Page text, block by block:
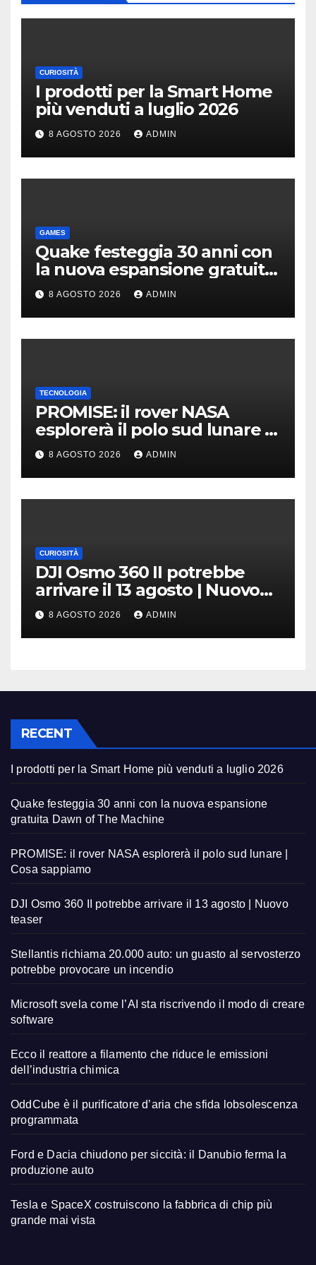
CURIOSITÀ
I prodotti per la Smart Home
più venduti a luglio 2026
8 AGOSTO 2026 ADMIN
GAMES
Quake festeggia 30 anni con
la nuova espansione gratuita
Dawn of The Machine
8 AGOSTO 2026 ADMIN
TECNOLOGIA
PROMISE: il rover NASA
esplorerà il polo sud lunare |
Cosa sappiamo
8 AGOSTO 2026 ADMIN
CURIOSITÀ
DJI Osmo 360 II potrebbe
arrivare il 13 agosto | Nuovo
teaser
8 AGOSTO 2026 ADMIN
RECENT
I prodotti per la Smart Home più venduti a luglio 2026
Quake festeggia 30 anni con la nuova espansione
gratuita Dawn of The Machine
PROMISE: il rover NASA esplorerà il polo sud lunare |
Cosa sappiamo
DJI Osmo 360 II potrebbe arrivare il 13 agosto | Nuovo
teaser
Stellantis richiama 20.000 auto: un guasto al servosterzo
potrebbe provocare un incendio
Microsoft svela come l’AI sta riscrivendo il modo di creare
software
Ecco il reattore a filamento che riduce le emissioni
dell’industria chimica
OddCube è il purificatore d’aria che sfida lobsolescenza
programmata
Ford e Dacia chiudono per siccità: il Danubio ferma la
produzione auto
Tesla e SpaceX costruiscono la fabbrica di chip più
grande mai vista